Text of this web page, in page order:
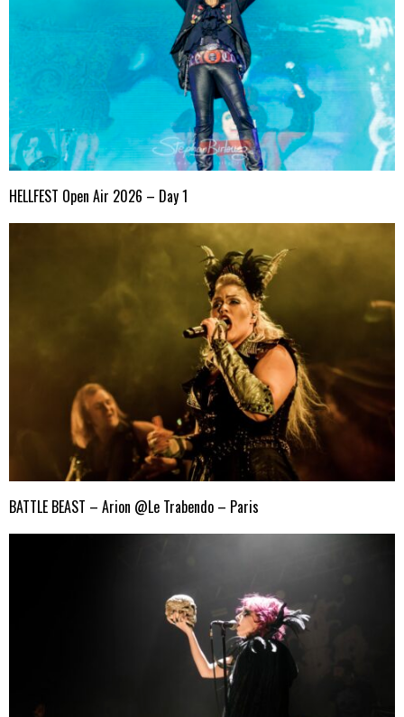
HELLFEST Open Air 2026 – Day 1
BATTLE BEAST – Arion @Le Trabendo – Paris